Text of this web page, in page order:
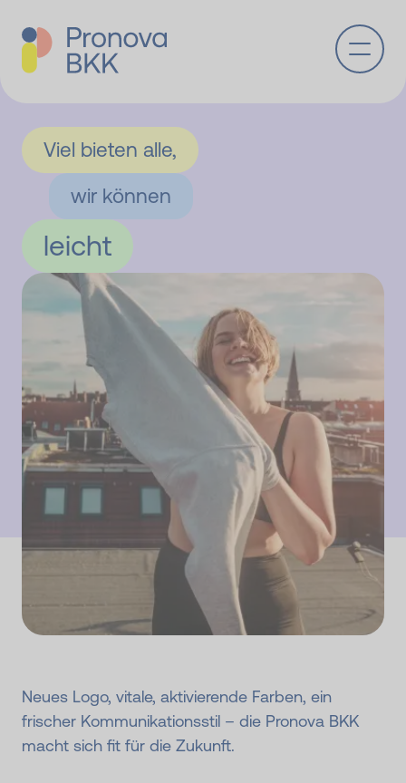
Viel bieten alle,
wir können
leicht
Neues Logo, vitale, aktivierende Farben, ein
frischer Kommunikationsstil – die Pronova BKK
macht sich fit für die Zukunft.